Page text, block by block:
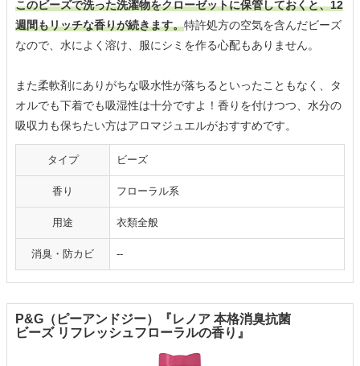
このビーズで洗った洗濯物をクローゼットに保管しておくと、12
週間もリッチな香りが続きます。特許処方の空気を含んだビーズ
なので、水によく溶け、服にシミを作る心配もありません。
また柔軟剤にありがちな吸水性が落ちるといったこともなく、タ
オルでも下着でも吸湿性は十分ですよ！香りを付けつつ、水分の
吸収力も保ちたい方はアロマジュエルがおすすめです。
タイプ ビーズ
香り フローラル系
用途 衣類全般
消臭・防カビ --
P&G（ピーアンドジー）『レノア 本格消臭抗菌
ビーズ リフレッシュフローラルの香り』